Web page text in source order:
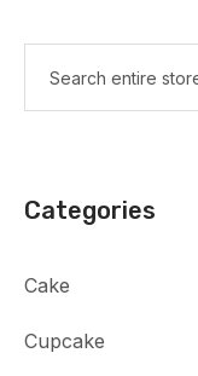
Categories
Cake
Cupcake